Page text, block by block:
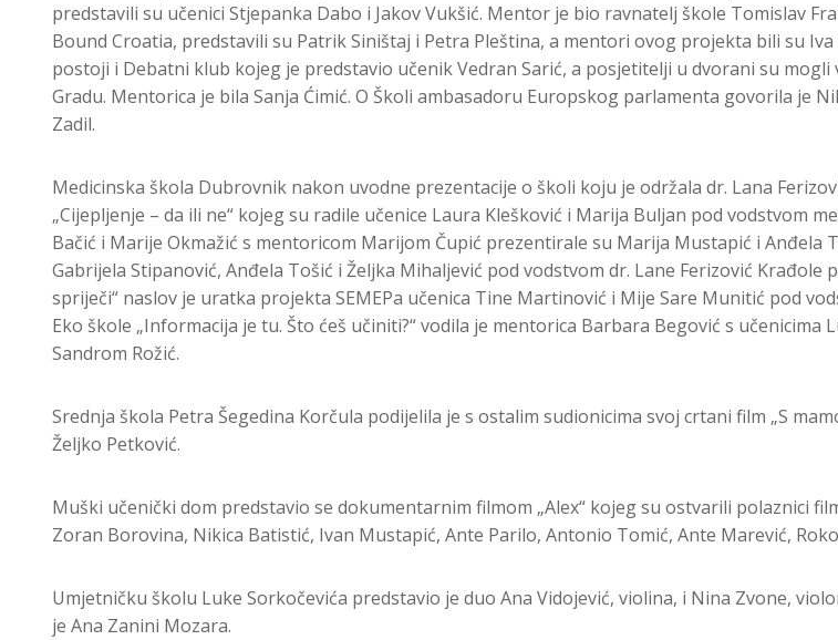
predstavili su učenici Stjepanka Dabo i Jakov Vukšić. Mentor je bio ravnatelj škole Tomislav
Bound Croatia, predstavili su Patrik Siništaj i Petra Pleština, a mentori ovog projekta bili su
postoji i Debatni klub kojeg je predstavio učenik Vedran Sarić, a posjetitelji u dvorani su
Gradu. Mentorica je bila Sanja Ćimić. O Školi ambasadoru Europskog parlamenta govorila je
Zadil.
Medicinska škola Dubrovnik nakon uvodne prezentacije o školi koju je održala dr. Lana
„Cijepljenje – da ili ne“ kojeg su radile učenice Laura Klešković i Marija Buljan pod vodstvom
Bačić i Marije Okmažić s mentoricom Marijom Čupić prezentirale su Marija Mustapić i Anđela
Gabrijela Stipanović, Anđela Tošić i Željka Mihaljević pod vodstvom dr. Lane Ferizović
spriječi“ naslov je uratka projekta SEMEPa učenica Tine Martinović i Mije Sare Munitić pod
Eko škole „Informacija je tu. Što ćeš učiniti?“ vodila je mentorica Barbara Begović s
Sandrom Rožić.
Srednja škola Petra Šegedina Korčula podijelila je s ostalim sudionicima svoj crtani film „S
Željko Petković.
Muški učenički dom predstavio se dokumentarnim filmom „Alex“ kojeg su ostvarili polaznici
Zoran Borovina, Nikica Batistić, Ivan Mustapić, Ante Parilo, Antonio Tomić, Ante Marević,
Umjetničku školu Luke Sorkočevića predstavio je duo Ana Vidojević, violina, i Nina Zvone,
je Ana Zanini Mozara.